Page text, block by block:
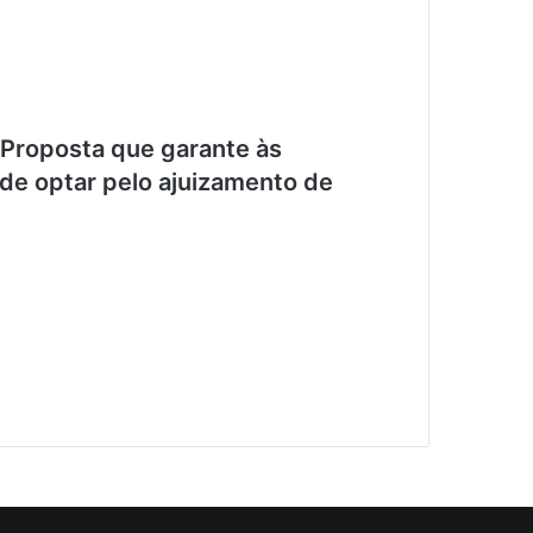
Proposta que garante às
optar pelo ajuizamento de